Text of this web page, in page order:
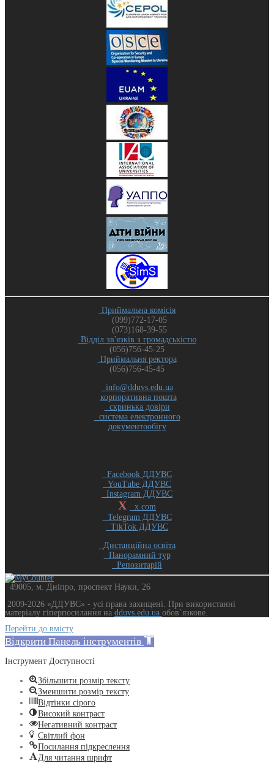
Приймальна комісія
(099)772-17-05
(073)168-39-55
Відділ зв'язків з громадськістю
(056)756-45-25
Приймальня ректора
(056)756-45-45
info@dduvs.edu.ua
корпоративна пошта
скринька довіри
система електронного
документообігу
Facebook ДДУВС
YouTube ДДУВС
Instagram ДДУВС
X
x.com
Telegram ДДУВС
TikTok ДДУВС
Дистанційна освіта
Панорамний тур
Репозитарій
49005, м. Дніпро, проспект Науки, 26
2009-2026 «ДДУВС» - усi права захищенi. При використанні
матеріалу гіперпосилання на dduvs.edu.ua обов`язкове.
Перейти до вмісту
Відкрити Панель інструментів
Інструмент Доступності
Збільшити розмір тексту
Зменшити розмір тексту
Відтінки сірого
Високий контраст
Негативний контраст
Світлий фон
Посилання підкреслення
Для читання шрифт